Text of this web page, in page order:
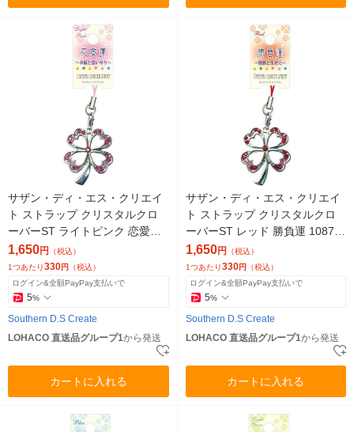
サザン・ディ・エス・クリエイ
ト ストラップ クリスタルクロ
ーバーST ライトピンク 恋愛運
10871 1セット(5個)（直送品）
1,650円 （税込）
1つあたり330円 （税込）
ログイン&全額PayPay支払いで
5%
Southern D.S Create
LOHACO 直送品グループ1から発送
カートに入れる
サザン・ディ・エス・クリエイ
ト ストラップ クリスタルクロ
ーバーST レッド 勝負運 10872
1セット(5個)（直送品）
1,650円 （税込）
1つあたり330円 （税込）
ログイン&全額PayPay支払いで
5%
Southern D.S Create
LOHACO 直送品グループ1から発送
カートに入れる